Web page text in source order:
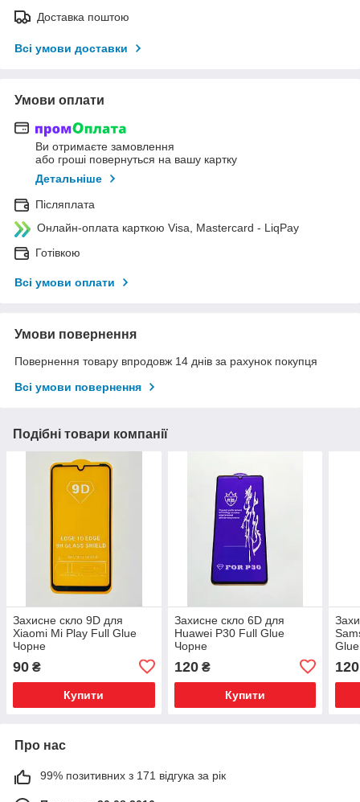
Доставка поштою
Всі умови доставки
Умови оплати
Ви отримаєте замовлення
або гроші повернуться на вашу картку
Детальніше
Післяплата
Онлайн-оплата карткою Visa, Mastercard - LiqPay
Готівкою
Всі умови оплати
Умови повернення
Повернення товару впродовж 14 днів за рахунок покупця
Всі умови повернення
Подібні товари компанії
Захисне скло 9D для
Xiaomi Mi Play Full Glue
Чорне
90 ₴
Купити
Захисне скло 6D для
Huawei P30 Full Glue
Чорне
120₴
Купити
120
Про нас
99% позитивних з 171 відгука за рік